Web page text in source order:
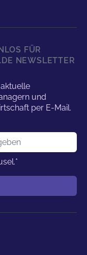
FÜR
NEWSLETTER
und
per E-Mail.
*